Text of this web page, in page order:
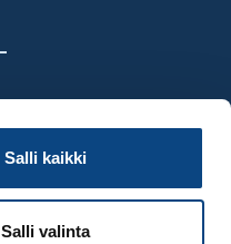
Salli kaikki
Salli valinta